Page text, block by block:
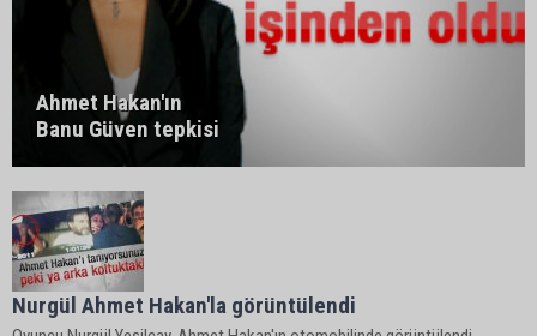
Ahmet Hakan'ın
Banu Güven tepkisi
Nurgül Ahmet Hakan'la görüntülendi